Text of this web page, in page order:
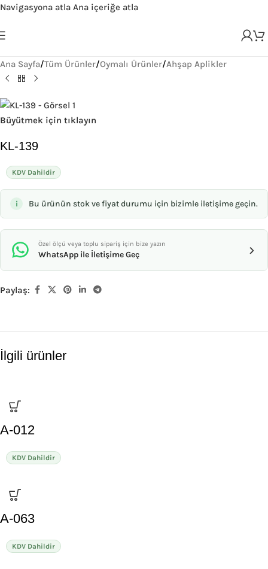
Navigasyona atla Ana içeriğe atla
Ana Sayfa/Tüm Ürünler/Oymalı Ürünler/Ahşap Aplikler
Büyütmek için tıklayın
KL-139
KDV Dahildir
Bu ürünün stok ve fiyat durumu için bizimle iletişime geçin.
Özel ölçü veya toplu sipariş için bize yazın
WhatsApp ile İletişime Geç ›
Paylaş:
İlgili ürünler
A-012
KDV Dahildir
A-063
KDV Dahildir